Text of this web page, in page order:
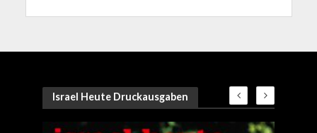
Israel Heute Druckausgaben